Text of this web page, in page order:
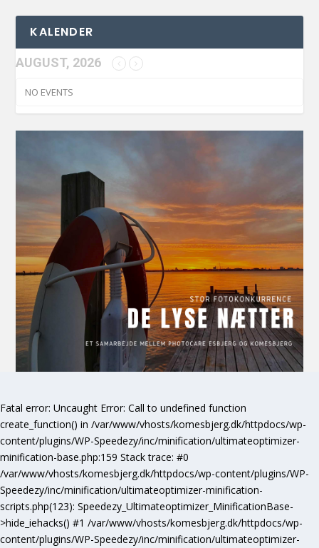
KALENDER
AUGUST, 2026
NO EVENTS
Fatal error: Uncaught Error: Call to undefined function
create_function() in /var/www/vhosts/komesbjerg.dk/httpdocs/wp-
content/plugins/WP-Speedezy/inc/minification/ultimateoptimizer-
minification-base.php:159 Stack trace: #0
/var/www/vhosts/komesbjerg.dk/httpdocs/wp-content/plugins/WP-
Speedezy/inc/minification/ultimateoptimizer-minification-
scripts.php(123): Speedezy_Ultimateoptimizer_MinificationBase-
>hide_iehacks() #1 /var/www/vhosts/komesbjerg.dk/httpdocs/wp-
content/plugins/WP-Speedezy/inc/minification/ultimateoptimizer-